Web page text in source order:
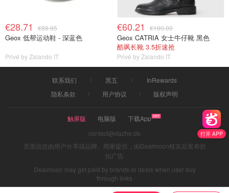
打开 APP
€28.71 €89.95
Geox 低帮运动鞋 - 深蓝色
Privé by Zalando IT
€60.21 €190.00
Geox CATRIA 女士牛仔靴 黑色
酷飒长靴 3.5折速抢
Privé by Zalando IT
联系我们 黑五
InRewards
隐私条款
用户协议 版权声明
触屏版 电脑版
下载App
contact@dazhe.de
页面信息由用户分享或品牌、商家提供，由Dealmoon核实后发布折
扣广告
Dealmoon may get paid by brands or deals when user buy
through links